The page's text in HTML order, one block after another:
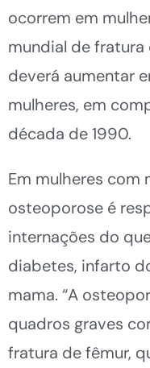
ocorrem em
mundial de
deverá aumentar
mulheres, em
década de 1990.
Em mulheres com
osteoporose é
internações do
diabetes, infarto
mama. “A
quadros graves
fratura de fêmur,